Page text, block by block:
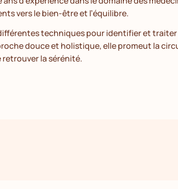
vers le bien-être et l’équilibre.
techniques pour identifier et traiter
douce et holistique, elle promeut la
la sérénité.